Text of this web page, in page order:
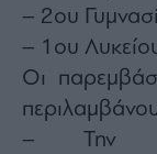
our
Terms
Privacy
You
can
out
any
– 2ου
– 1ου
Οι
– Την